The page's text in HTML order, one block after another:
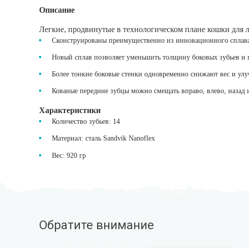
Описание
Легкие, продвинутые в технологическом плане кошки для
Сконструированы преимущественно из инновационного
Новый сплав позволяет уменьшить толщину боковых зубьев
Более тонкие боковые стенки одновременно снижают вес и
Кованые передние зубцы можно смещать вправо, влево, назад
Характеристики
Количество зубьев: 14
Материал: сталь Sandvik Nanoflex
Вес: 920 гр
Обратите внимание